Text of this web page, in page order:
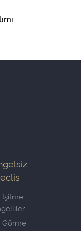
İşitme
Görme